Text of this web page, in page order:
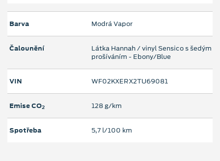
Barva Modrá Vapor
Čalounění
Látka Hannah / vinyl Sensico s šedým
prošíváním - Ebony/Blue
VIN WF02KXERX2TU69081
Emise CO2 128 g/km
Spotřeba 5,7 l/100 km